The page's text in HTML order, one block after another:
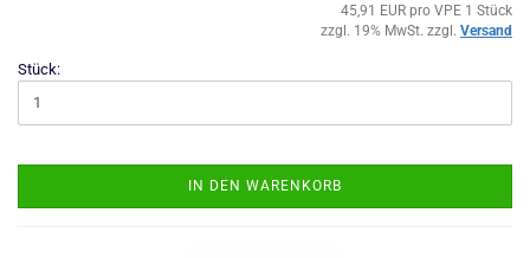
45,91 EUR pro VPE 1 Stück
zzgl. 19% MwSt. zzgl. Versand
Stück:
IN DEN WARENKORB